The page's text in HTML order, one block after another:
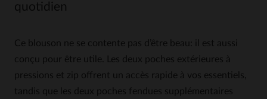
quotidien
Ce blouson ne se contente pas d’être beau: il est aussi
conçu pour être utile. Les deux poches extérieures à
pressions et zip offrent un accès rapide à vos essentiels,
tandis que les deux poches fendues supplémentaires